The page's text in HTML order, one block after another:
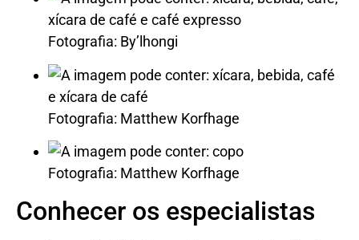
Fotografia: By’lhongi
Fotografia: Matthew Korfhage
Fotografia: Matthew Korfhage
Conhecer os especialistas